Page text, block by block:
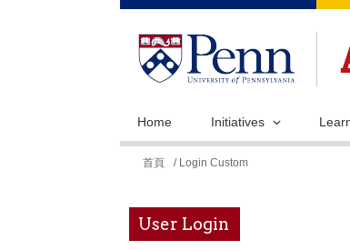
Home Initiatives
您
這
裡
首頁 / Login Custom
User Login